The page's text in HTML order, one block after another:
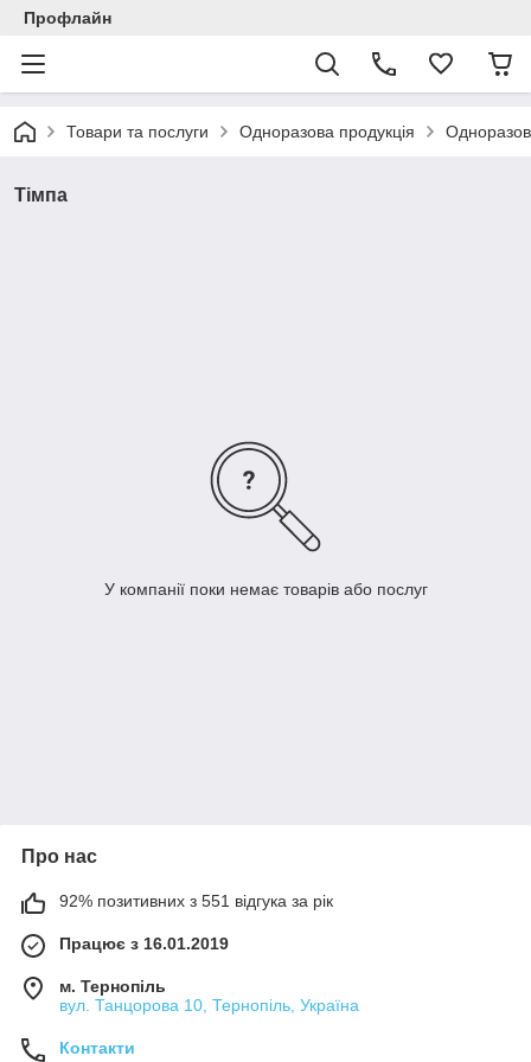
Профлайн
Товари та послуги Одноразова продукція
Тімпа
У компанії поки немає товарів або послуг
Про нас
92% позитивних з 551 відгука за рік
Працює з 16.01.2019
м. Тернопіль
вул. Танцорова 10, Тернопіль, Україна
Контакти